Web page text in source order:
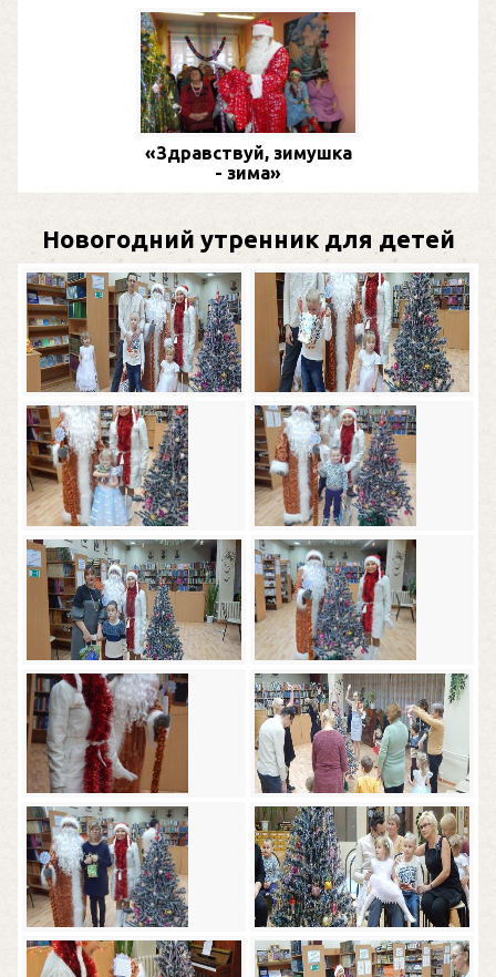
«Здравствуй, зимушка
- зима»
Новогодний утренник для детей